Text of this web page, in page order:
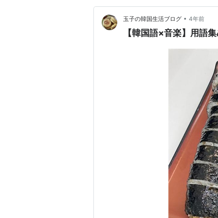
玉子の韓国生活ブログ • 4年前
【韓国語×音楽】用語